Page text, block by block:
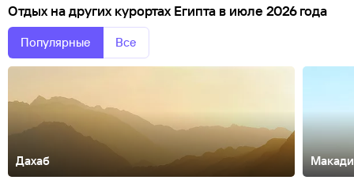
Отдых на других курортах Египта в июле 2026 года
Популярные Все
Дахаб